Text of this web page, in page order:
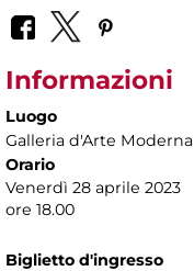
Informazioni
Luogo
Galleria d'Arte Moderna
Orario
Venerdì 28 aprile 2023
ore 18.00
Biglietto d'ingresso